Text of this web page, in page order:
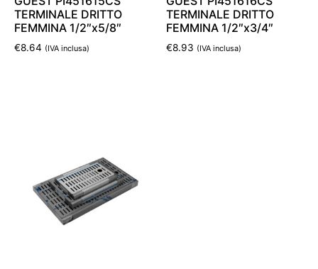
TERMINALE DRITTO
FEMMINA 1/2″x5/8″
€8.64 (IVA inclusa)
TERMINALE DRITTO
FEMMINA 1/2″x3/4″
€8.93 (IVA inclusa)